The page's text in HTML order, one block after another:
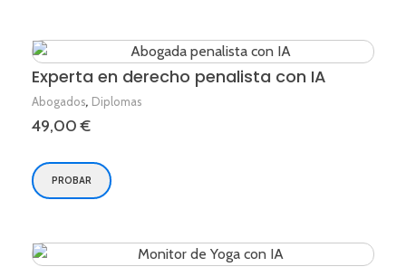
Experta en derecho penalista con IA
Abogados, Diplomas
49,00€
PROBAR